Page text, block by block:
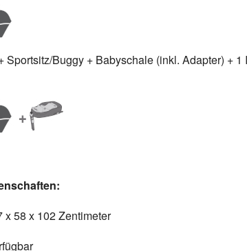
Sportsitz/Buggy + Babyschale (inkl. Adapter) + 1
58 x 102 Zentimeter